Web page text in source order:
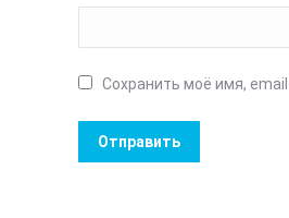
Сохранить моё имя,